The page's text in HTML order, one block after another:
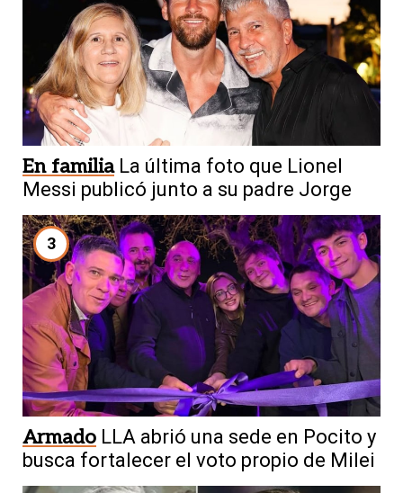
En familia La última foto que Lionel
Messi publicó junto a su padre Jorge
3
Armado LLA abrió una sede en Pocito y
busca fortalecer el voto propio de Milei